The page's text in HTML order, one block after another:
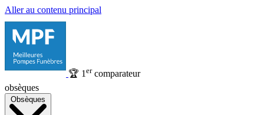
Aller au contenu principal
🏆 1 ercomparateur
obsèques
Obsèques